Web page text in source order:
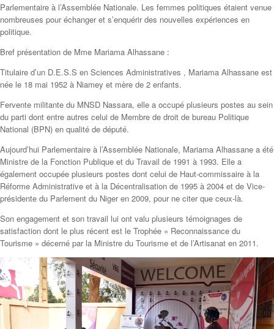
Parlementaire à l’Assemblée Nationale. Les femmes politiques étaient venue
nombreuses pour échanger et s’enquérir des nouvelles expériences en
politique.
Bref présentation de Mme Mariama Alhassane :
Titulaire d’un D.E.S.S en Sciences Administratives , Mariama Alhassane est
née le 18 mai 1952 à Niamey et mère de 2 enfants.
Fervente militante du MNSD Nassara, elle a occupé plusieurs postes au sein
du parti dont entre autres celui de Membre de droit de bureau Politique
National (BPN) en qualité de député.
Aujourd’hui Parlementaire à l’Assemblée Nationale, Mariama Alhassane a été
Ministre de la Fonction Publique et du Travail de 1991 à 1993. Elle a
également occupée plusieurs postes dont celui de Haut-commissaire à la
Réforme Administrative et à la Décentralisation de 1995 à 2004 et de Vice-
présidente du Parlement du Niger en 2009, pour ne citer que ceux-là.
Son engagement et son travail lui ont valu plusieurs témoignages de
satisfaction dont le plus récent est le Trophée « Reconnaissance du
Tourisme » décerné par la Ministre du Tourisme et de l’Artisanat en 2011.